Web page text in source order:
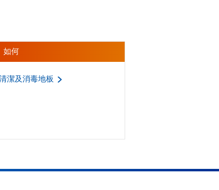
如何
潔及消毒地板